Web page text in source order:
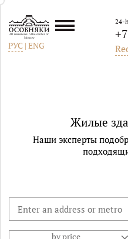
All mansions in the center of
Moscow
РУС | ENG
24-
Жилые
Наши эксперты
by price